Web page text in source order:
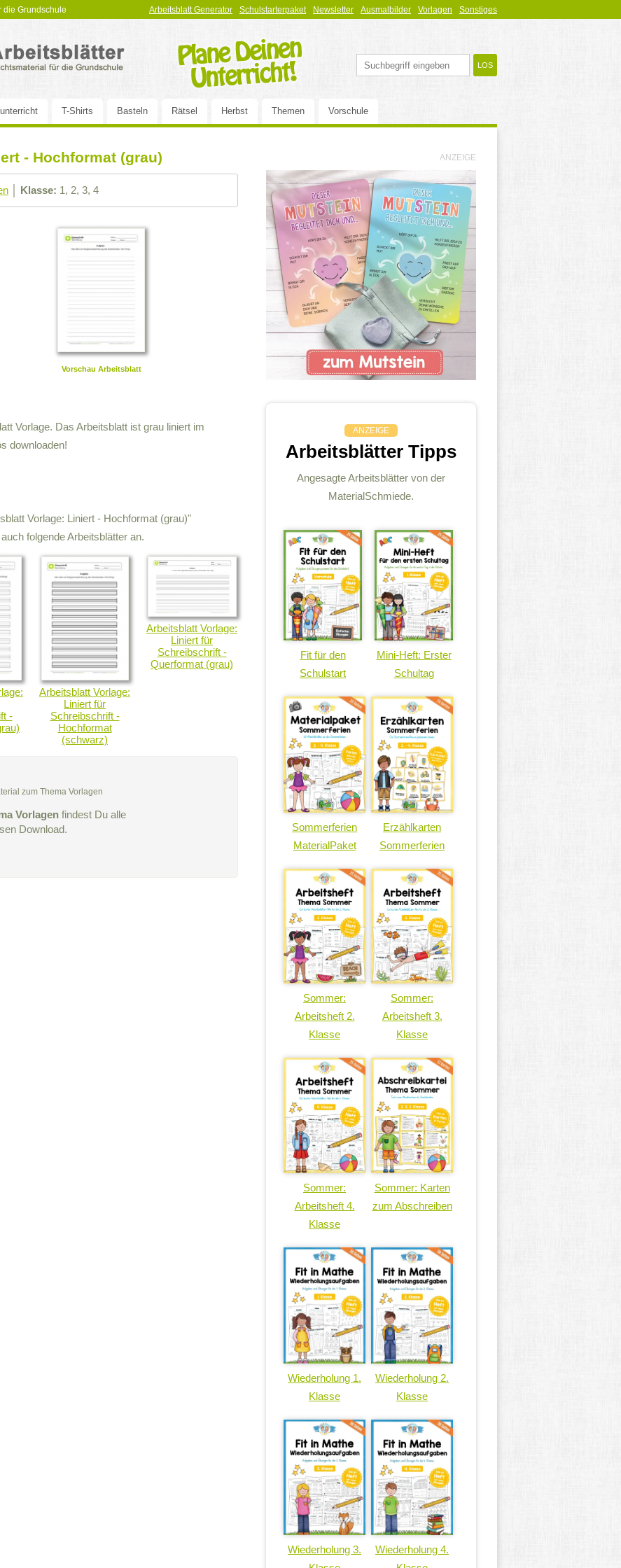
die Grundschule Sonstiges
Vorlagen
Ausmalbilder
Newsletter
Schulstarterpaket
Arbeitsblatt Generator
T-Shirts Basteln Rätsel Herbst Themen Vorschule
- Hochformat (grau)
Klasse: 1, 2, 3, 4
Vorschau Arbeitsblatt
Vorlage. Das Arbeitsblatt ist grau liniert im
downloaden!
Vorlage: Liniert - Hochformat (grau)"
folgende Arbeitsblätter an.
-
Arbeitsblatt Vorlage:
Liniert für
Schreibschrift -
Hochformat
(schwarz)
Arbeitsblatt Vorlage:
Liniert für
Schreibschrift -
Querformat (grau)
zum Thema Vorlagen
Vorlagen findest Du alle
Download.
ANZEIGE
ANZEIGE
Arbeitsblätter Tipps
Angesagte Arbeitsblätter von der
MaterialSchmiede.
Fit für den
Schulstart
Mini-Heft: Erster
Schultag
Sommerferien
MaterialPaket
Erzählkarten
Sommerferien
Sommer:
Arbeitsheft 2.
Klasse
Sommer:
Arbeitsheft 3.
Klasse
Sommer:
Arbeitsheft 4.
Klasse
Sommer: Karten
zum Abschreiben
Wiederholung 1.
Klasse
Wiederholung 2.
Klasse
Wiederholung 3.
Wiederholung 4.